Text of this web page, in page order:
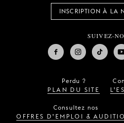
INSCRIPTION À LA
SUIVEZ-
Perdu ?
PLAN DU SITE
Consultez nos
OFFRES D’EMPLOI &